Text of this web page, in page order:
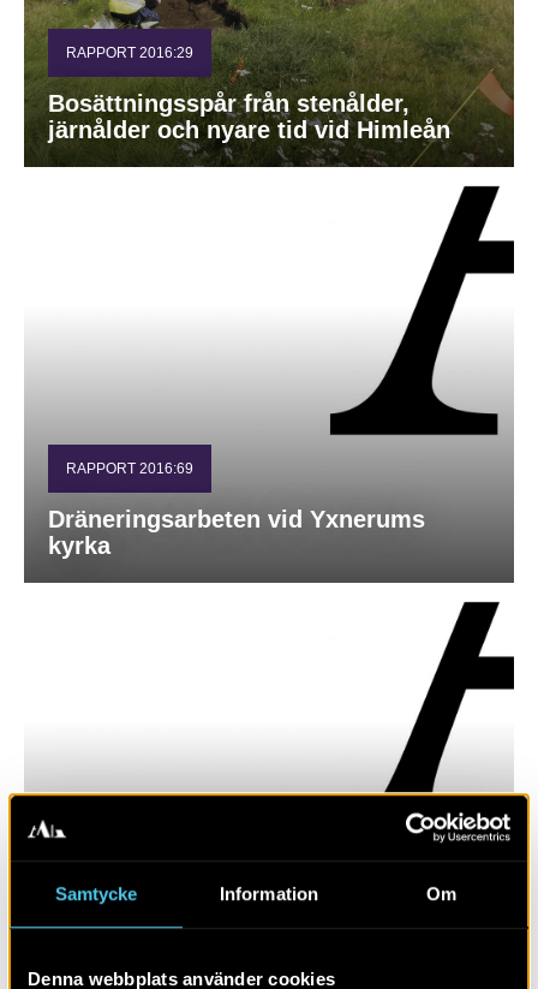
Samtycke Information Om
Denna webbplats använder cookies
RAPPORT 2016:29
Bosättningsspår från stenålder,
järnålder och nyare tid vid Himleån
RAPPORT 2016:69
Dräneringsarbeten vid Yxnerums
kyrka
RAPPORT 2016:71
Kimstads kyrka – renovering av södra